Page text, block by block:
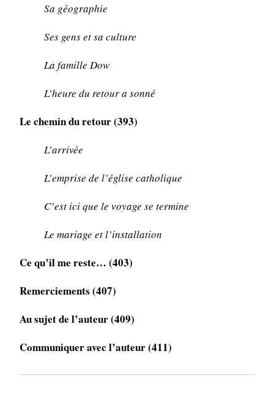
Sa géographie
Ses gens et sa culture
La famille Dow
L’heure du retour a sonné
Le chemin du retour (393)
L’arrivée
L’emprise de l’église catholique
C’est ici que le voyage se termine
Le mariage et l’installation
Ce qu’il me reste… (403)
Remerciements (407)
Au sujet de l’auteur (409)
Communiquer avec l’auteur (411)